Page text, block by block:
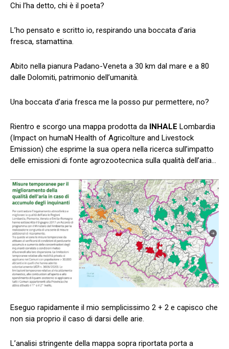
Chi l’ha detto, chi è il poeta?
L’ho pensato e scritto io, respirando una boccata d’aria
fresca, stamattina.
Abito nella pianura Padano-Veneta a 30 km dal mare e a 80
dalle Dolomiti, patrimonio dell’umanità.
Una boccata d’aria fresca me la posso pur permettere, no?
Rientro e scorgo una mappa prodotta da INHALE Lombardia
(Impact on humaN Health of Agricolture and Livestock
Emission) che esprime la sua opera nella ricerca sull’impatto
delle emissioni di fonte agrozootecnica sulla qualità dell’aria…
Eseguo rapidamente il mio semplicissimo 2 + 2 e capisco che
non sia proprio il caso di darsi delle arie.
L’analisi stringente della mappa sopra riportata porta a